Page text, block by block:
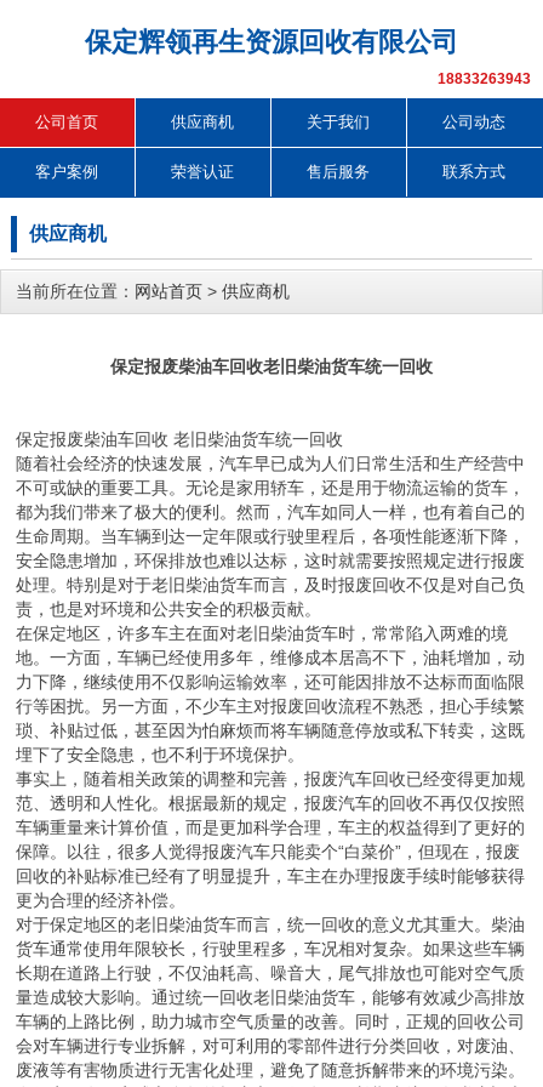
保定辉领再生资源回收有限公司
18833263943
公司首页 供应商机 关于我们 公司动态
客户案例 荣誉认证 售后服务 联系方式
供应商机
当前所在位置： 网站首页 > 供应商机
保定报废柴油车回收老旧柴油货车统一回收
保定报废柴油车回收 老旧柴油货车统一回收
随着社会经济的快速发展，汽车早已成为人们日常生活和生产经营中
不可或缺的重要工具。无论是家用轿车，还是用于物流运输的货车，
都为我们带来了极大的便利。然而，汽车如同人一样，也有着自己的
生命周期。当车辆到达一定年限或行驶里程后，各项性能逐渐下降，
安全隐患增加，环保排放也难以达标，这时就需要按照规定进行报废
处理。特别是对于老旧柴油货车而言，及时报废回收不仅是对自己负
责，也是对环境和公共安全的积极贡献。
在保定地区，许多车主在面对老旧柴油货车时，常常陷入两难的境
地。一方面，车辆已经使用多年，维修成本居高不下，油耗增加，动
力下降，继续使用不仅影响运输效率，还可能因排放不达标而面临限
行等困扰。另一方面，不少车主对报废回收流程不熟悉，担心手续繁
琐、补贴过低，甚至因为怕麻烦而将车辆随意停放或私下转卖，这既
埋下了安全隐患，也不利于环境保护。
事实上，随着相关政策的调整和完善，报废汽车回收已经变得更加规
范、透明和人性化。根据最新的规定，报废汽车的回收不再仅仅按照
车辆重量来计算价值，而是更加科学合理，车主的权益得到了更好的
保障。以往，很多人觉得报废汽车只能卖个“白菜价”，但现在，报废
回收的补贴标准已经有了明显提升，车主在办理报废手续时能够获得
更为合理的经济补偿。
对于保定地区的老旧柴油货车而言，统一回收的意义尤其重大。柴油
货车通常使用年限较长，行驶里程多，车况相对复杂。如果这些车辆
长期在道路上行驶，不仅油耗高、噪音大，尾气排放也可能对空气质
量造成较大影响。通过统一回收老旧柴油货车，能够有效减少高排放
车辆的上路比例，助力城市空气质量的改善。同时，正规的回收公司
会对车辆进行专业拆解，对可利用的零部件进行分类回收，对废油、
废液等有害物质进行无害化处理，避免了随意拆解带来的环境污染。